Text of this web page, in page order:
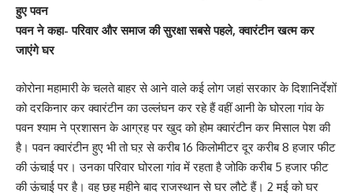
हुए पवन
पवन ने कहा- परिवार और समाज की सुरक्षा सबसे पहले, क्वारंटीन खत्म कर
जाएंगे घर
कोरोना महामारी के चलते बाहर से आने वाले कई लोग जहां सरकार के दिशानिर्देशों
को दरकिनार कर क्वारंटीन का उल्लंघन कर रहे हैं वहीं आनी के घोरला गांव के
पवन श्याम ने प्रशासन के आग्रह पर खुद को होम क्वारंटीन कर मिसाल पेश की
है। पवन क्वारंटीन हुए भी तो घऱ से करीब 16 किलोमीटर दूर करीब 8 हजार फीट
की ऊंचाई पर। उनका परिवार घोरला गांव में रहता है जोकि करीब 5 हजार फीट
की ऊंचाई पर है। वह छह महीने बाद राजस्थान से घर लौटे हैं। 2 मई को घर